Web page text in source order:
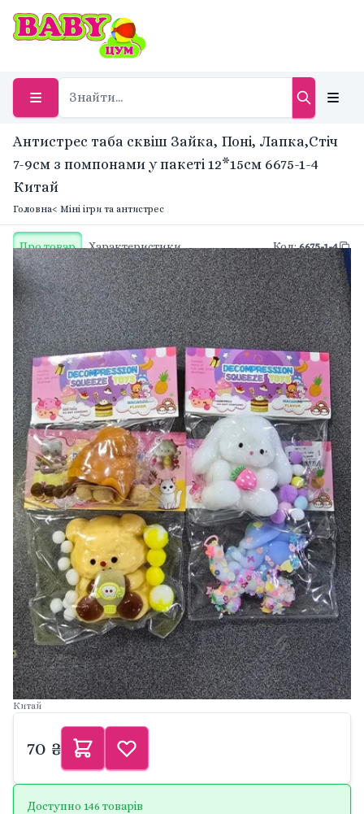
Антистрес таба сквіш Зайка, Поні, Лапка,Стіч
7-9см з помпонами у пакеті 12*15см 6675-1-4
Китай
Головна< Міні ігри та антистрес
Про товар Характеристики Код:6675-1-4
Китай
70 ₴
Доступно 146 товарів